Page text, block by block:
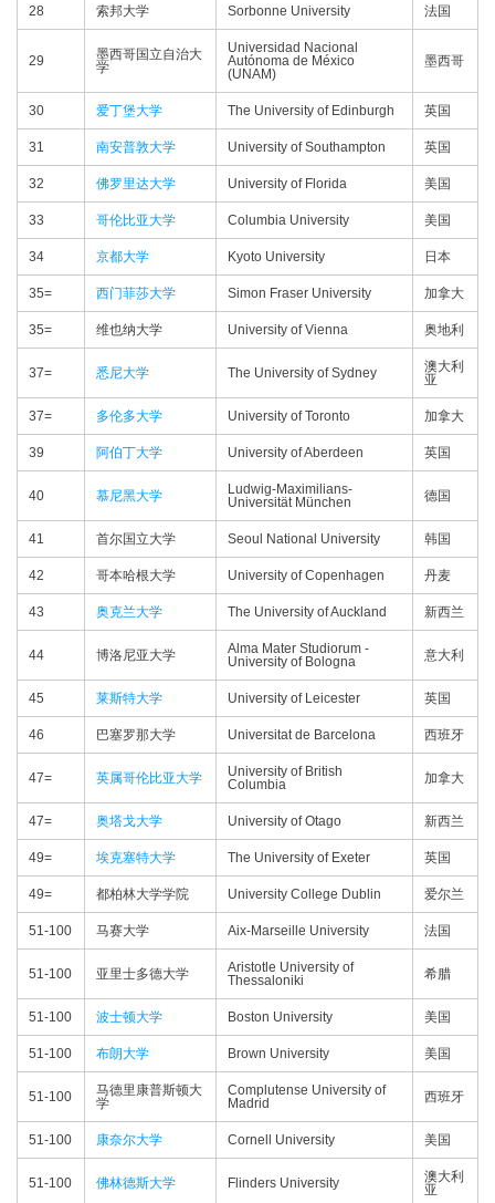
28 索邦大学 Sorbonne University 法国
29
墨西哥国立自治大
学
Universidad Nacional
Autónoma de México
(UNAM)
墨西哥
30 爱丁堡大学 The University of Edinburgh 英国
31 南安普敦大学 University of Southampton 英国
32 佛罗里达大学 University of Florida 美国
33 哥伦比亚大学 Columbia University 美国
34 京都大学 Kyoto University 日本
35= 西门菲莎大学 Simon Fraser University 加拿大
35= 维也纳大学 University of Vienna 奥地利
37= 悉尼大学 The University of Sydney
澳大利
亚
37= 多伦多大学 University of Toronto 加拿大
39 阿伯丁大学 University of Aberdeen 英国
40 慕尼黑大学
Ludwig-Maximilians-
Universität München
德国
41 首尔国立大学 Seoul National University 韩国
42 哥本哈根大学 University of Copenhagen 丹麦
43 奥克兰大学 The University of Auckland 新西兰
44 博洛尼亚大学
Alma Mater Studiorum -
University of Bologna
意大利
45 莱斯特大学 University of Leicester 英国
46 巴塞罗那大学 Universitat de Barcelona 西班牙
47= 英属哥伦比亚大学
University of British
Columbia
加拿大
47= 奥塔戈大学 University of Otago 新西兰
49= 埃克塞特大学 The University of Exeter 英国
49= 都柏林大学学院 University College Dublin 爱尔兰
51-100 马赛大学 Aix-Marseille University 法国
51-100 亚里士多德大学
Aristotle University of
Thessaloniki
希腊
51-100 波士顿大学 Boston University 美国
51-100 布朗大学 Brown University 美国
51-100
马德里康普斯顿大
学
Complutense University of
Madrid
西班牙
51-100 康奈尔大学 Cornell University 美国
51-100 佛林德斯大学 Flinders University
澳大利
亚